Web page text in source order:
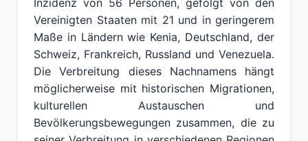
Inzidenz von 56 Personen, gefolgt von den
Vereinigten Staaten mit 21 und in geringerem
Maße in Ländern wie Kenia, Deutschland, der
Schweiz, Frankreich, Russland und Venezuela.
Die Verbreitung dieses Nachnamens hängt
möglicherweise mit historischen Migrationen,
kulturellen Austauschen und
Bevölkerungsbewegungen zusammen, die zu